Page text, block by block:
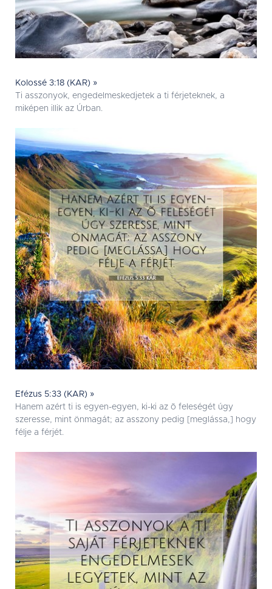
Kolossé 3:18 (KAR) »
Ti asszonyok, engedelmeskedjetek a ti férjeteknek, a
miképen illik az Úrban.
Efézus 5:33 (KAR) »
Hanem azért ti is egyen-egyen, ki-ki az õ feleségét úgy
szeresse, mint önmagát; az asszony pedig [meglássa,] hogy
félje a férjét.